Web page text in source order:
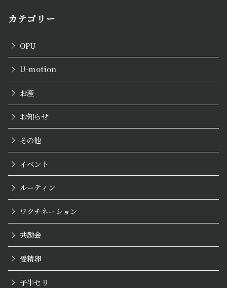
カテゴリー
OPU
U-motion
お産
お知らせ
その他
イベント
ルーティン
ワクチネーション
共励会
受精卵
子牛セリ